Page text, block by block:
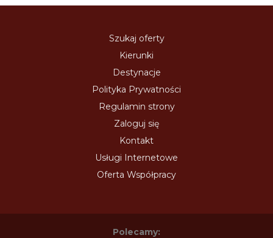
Szukaj oferty
Kierunki
Destynacje
Polityka Prywatności
Regulamin strony
Zaloguj się
Kontakt
Usługi Internetowe
Oferta Współpracy
Polecamy: